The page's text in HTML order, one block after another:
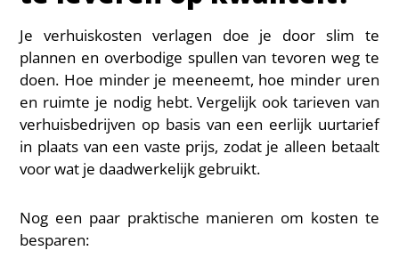
Je verhuiskosten verlagen doe je door slim te
plannen en overbodige spullen van tevoren weg te
doen. Hoe minder je meeneemt, hoe minder uren
en ruimte je nodig hebt. Vergelijk ook tarieven van
verhuisbedrijven op basis van een eerlijk uurtarief
in plaats van een vaste prijs, zodat je alleen betaalt
voor wat je daadwerkelijk gebruikt.
Nog een paar praktische manieren om kosten te
besparen: